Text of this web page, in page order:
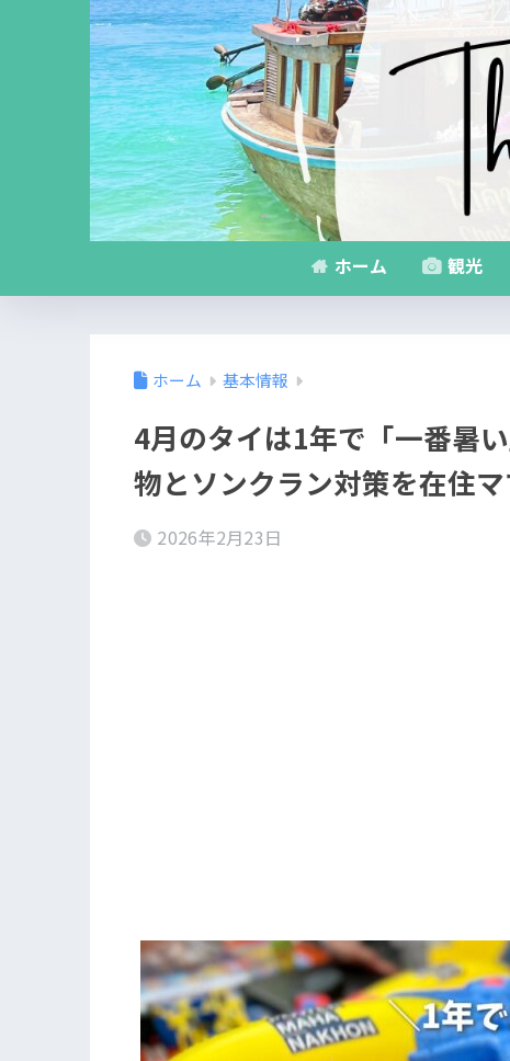
ホーム 観光
ホーム 基本情報
4月のタイは1年で「一番暑
物とソンクラン対策を在住
2026年2月23日